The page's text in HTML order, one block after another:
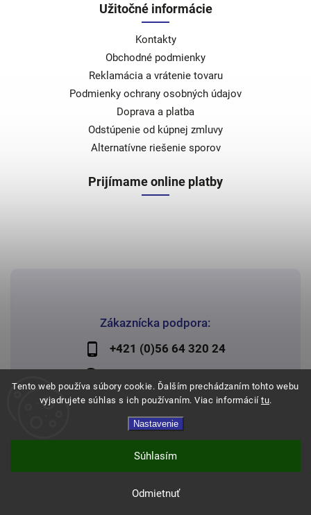
Tento web používa súbory cookie. Ďalším prechádzaním tohto webu
vyjadrujete súhlas s ich používaním. Viac informácií tu.
Nastavenie
Odmietnuť
Súhlasím
Zákaznícka podpora:
+421 (0)56 64 320 24
Užitočné informácie
Kontakty
Obchodné podmienky
Reklamácia a vrátenie tovaru
Podmienky ochrany osobných údajov
Doprava a platba
Odstúpenie od kúpnej zmluvy
Alternatívne riešenie sporov
Prijímame online platby
Copyright 2026Papier Lechman. Všetky práva vyhradené.
Shoptet | Design